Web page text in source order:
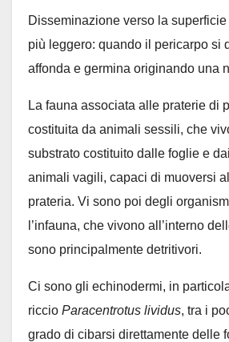
Disseminazione verso la
più leggero: quando il pericarpo si
affonda e germina originando una
La fauna associata alle praterie di
costituita da animali sessili, che
substrato costituito dalle foglie e
animali vagili, capaci di muoversi
prateria. Vi sono poi degli
l’infauna, che vivono all’interno
sono principalmente detritivori.
Ci sono gli echinodermi, in
riccio Paracentrotus lividus, tra i
grado di cibarsi direttamente delle